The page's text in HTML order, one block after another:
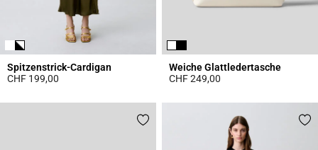
Spitzenstrick-Cardigan
CHF 199,00
Weiche Glattledertasche
CHF 249,00